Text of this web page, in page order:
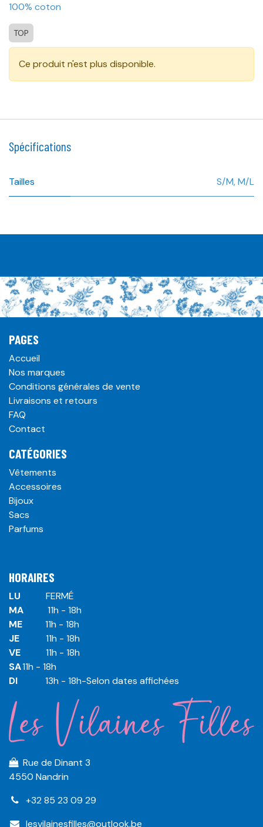
100% coton
TOP
Ce produit n'est plus disponible.
Spécifications
Tailles S/M,M/L
PAGES
Accueil
Nos marques
Conditions générales de vente
Livraisons et retours
FAQ
Contact
CATÉGORIES
Vêtements
Accessoires
Bijoux
Sacs
Parfums
HORAIRES
LU
​ ​FERMÉ
MA
​11h - 18h
ME
​11h - 18h
JE
​​11h - 18h
VE
​​​11h - 18h
SA​​​11h - 18h
DI
​​​ 13h - 18h-Selon dates affichées
Rue de Dinant 3
4550 Nandrin
+32 85 23 09 29
lesvilainesfilles@outlook.be